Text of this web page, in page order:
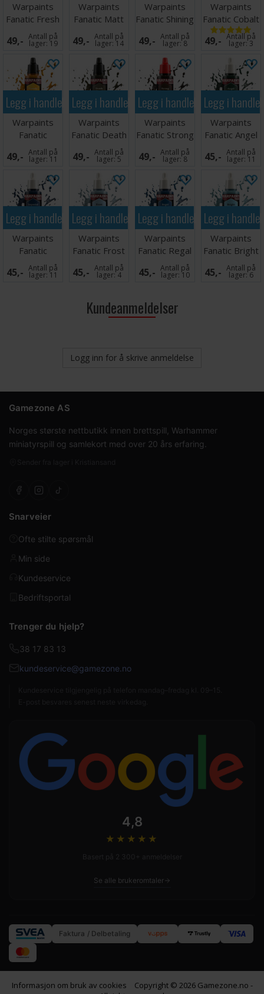
Warpaints
Fanatic Fresh
Rust
49,- Antall på
lager: 19
Warpaints
Fanatic Matt
Varnish
49,- Antall på
lager: 14
Warpaints
Fanatic Shining
Silver
49,- Antall på
lager:8
Warpaints
Fanatic Cobalt
Metal
49,- Antall på
lager:3
Legg i handlekurven
Warpaints
Fanatic
Greedy Gold
49,- Antall på
lager: 11
Legg i handlekurven
Warpaints
Fanatic Death
Metal
49,- Antall på
lager:5
Legg i handlekurven
Warpaints
Fanatic Strong
Tone
49,- Antall på
lager:8
Legg i
Warpaints
Fanatic Angel
Green
45,- Antall på
lager: 11
Legg i handlekurven
Warpaints
Fanatic
Imperial Navy
45,- Antall på
lager: 11
Legg i handlekurven
Warpaints
Fanatic Frost
Blue
45,- Antall på
lager:4
Legg i handlekurven
Warpaints
Fanatic Regal
Blue
45,- Antall på
lager: 10
Legg i
Warpaints
Fanatic Bright
Sapphire
45,- Antall på
lager:6
Kundeanmeldelser
Logg inn for å skrive anmeldelse
Gamezone AS
Norges største nettbutikk innen brettspill, Warhammer
miniatyrspill og samlekort med over 20 års erfaring.
Snarveier
Ofte stilte spørsmål
Min side
Kundeservice
Bedriftsportal
Trenger du hjelp?
38 17 83 13
kundeservice@gamezone.no
4,8
★★★★ ★
Se alle brukeromtaler
Faktura / Delbetaling
Informasjon om bruk av cookies
Copyright © 2026 Gamezone.no -